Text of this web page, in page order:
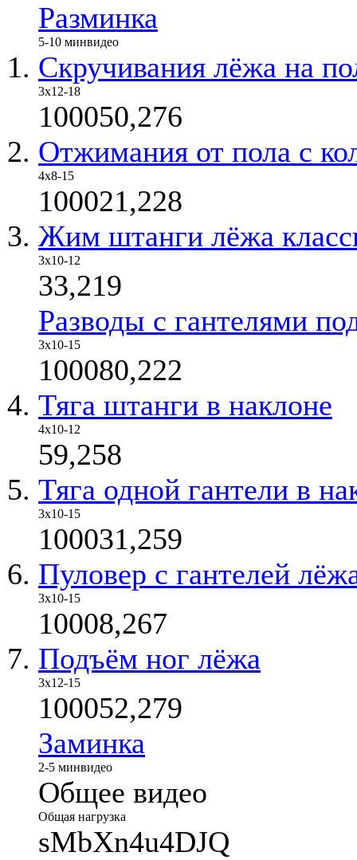
Разминка
5-10 минвидео
Скручивания лёжа на
3х12-18
100050,276
Отжимания от пола с
4х8-15
100021,228
Жим штанги лёжа
3x10-12
33,219
Разводы с гантелями
3x10-15
100080,222
Тяга штанги в наклоне
4х10-12
59,258
Тяга одной гантели в
3х10-15
100031,259
Пуловер с гантелей
3х10-15
10008,267
Подъём ног лёжа
3х12-15
100052,279
Заминка
2-5 минвидео
Общее видео
Общая нагрузка
sMbXn4u4DJQ